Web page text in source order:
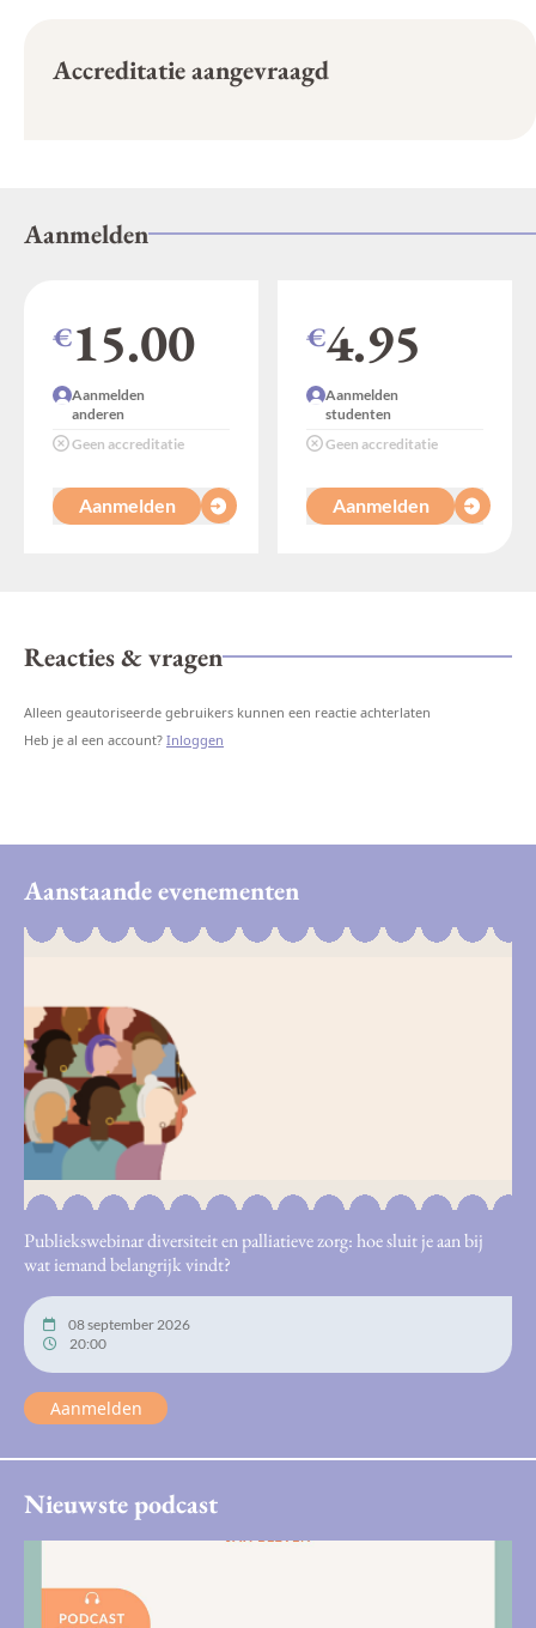
Accreditatie aangevraagd
Aanmelden
€15.00
Aanmelden
anderen
Geen accreditatie
Aanmelden
€4.95
Aanmelden
studenten
Geen accreditatie
Aanmelden
Reacties & vragen
Alleen geautoriseerde gebruikers kunnen een reactie achterlaten
Heb je al een account? Inloggen
Aanstaande evenementen
Publiekswebinar diversiteit en palliatieve zorg: hoe sluit je aan bij
wat iemand belangrijk vindt?
08 september 2026
20:00
Aanmelden
Nieuwste podcast